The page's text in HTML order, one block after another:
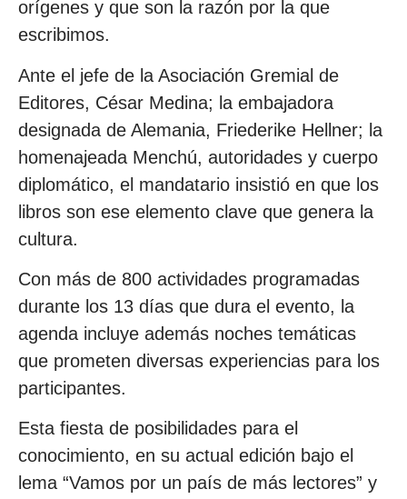
orígenes y que son la razón por la que
escribimos.
Ante el jefe de la Asociación Gremial de
Editores, César Medina; la embajadora
designada de Alemania, Friederike Hellner; la
homenajeada Menchú, autoridades y cuerpo
diplomático, el mandatario insistió en que los
libros son ese elemento clave que genera la
cultura.
Con más de 800 actividades programadas
durante los 13 días que dura el evento, la
agenda incluye además noches temáticas
que prometen diversas experiencias para los
participantes.
Esta fiesta de posibilidades para el
conocimiento, en su actual edición bajo el
lema “Vamos por un país de más lectores” y